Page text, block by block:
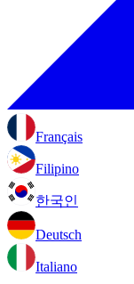
Français
Filipino
한국인
Deutsch
Italiano